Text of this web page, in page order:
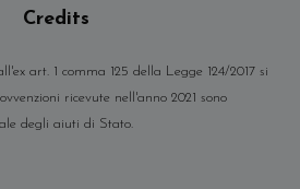
Credits
art. 1 comma 125 della Legge 124/2017 si
ricevute nell'anno 2021 sono
degli aiuti di Stato.